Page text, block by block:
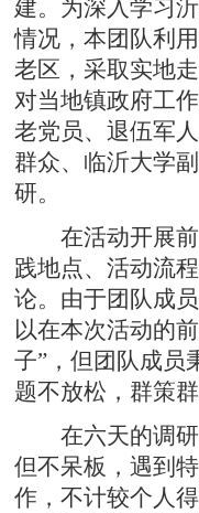
建。为深入学习
情况，本团队利
老区，采取实地
对当地镇政府工
老党员、退伍军
群众、临沂大学
研。
在活动开展
践地点、活动流
论。由于团队成
以在本次活动的
子”，但团队成员
题不放松，群策
在六天的调
但不呆板，遇到
作，不计较个人